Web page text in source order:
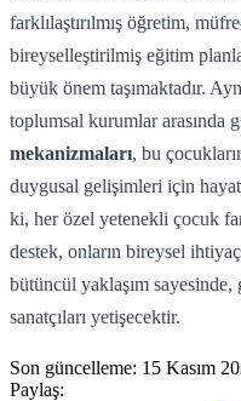
farklılaştırılmış öğretim,
bireyselleştirilmiş eğitim
büyük önem taşımaktadır.
toplumsal kurumlar arasında
mekanizmaları, bu
duygusal gelişimleri için
ki, her özel yetenekli çocuk
destek, onların bireysel
bütüncül yaklaşım
sanatçıları yetişecektir.
Son güncelleme: 15 Kasım
Paylaş: